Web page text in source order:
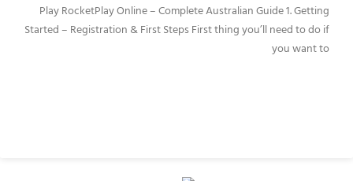
Play RocketPlay Online – Complete Australian Guide 1. Getting
Started – Registration & First Steps First thing you’ll need to do if
you want to